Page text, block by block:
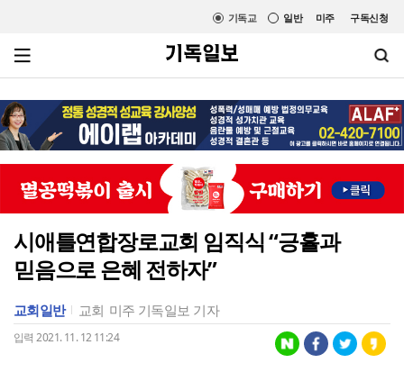
미주 구독신청
일반
기독교
시애틀연합장로교회 임직식 “긍휼과
믿음으로 은혜 전하자”
교회일반 교회 미주 기독일보 기자
입력 2021. 11. 12 11:24